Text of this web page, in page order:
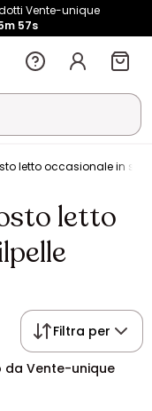
Vente-unique
57s
letto occasionale in
letto
Filtra per
da Vente-unique